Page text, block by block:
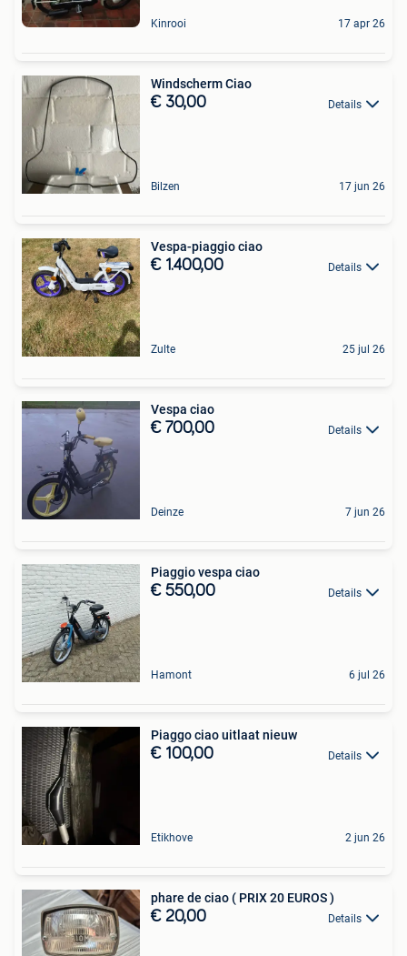
Kinrooi 17 apr 26
Windscherm Ciao
€ 30,00 Details
Bilzen 17 jun 26
Vespa-piaggio ciao
€ 1.400,00 Details
Zulte 25 jul 26
Vespa ciao
€ 700,00 Details
Deinze 7 jun 26
Piaggio vespa ciao
€ 550,00 Details
Hamont 6 jul 26
Piaggo ciao uitlaat nieuw
€ 100,00 Details
Etikhove 2 jun 26
phare de ciao ( PRIX 20 EUROS )
€ 20,00 Details